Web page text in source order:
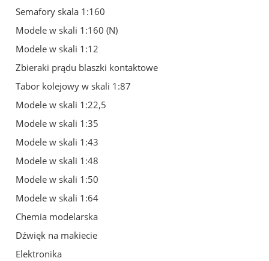
Semafory skala 1:160
Modele w skali 1:160 (N)
Modele w skali 1:12
Zbieraki prądu blaszki kontaktowe
Tabor kolejowy w skali 1:87
Modele w skali 1:22,5
Modele w skali 1:35
Modele w skali 1:43
Modele w skali 1:48
Modele w skali 1:50
Modele w skali 1:64
Chemia modelarska
Dźwięk na makiecie
Elektronika